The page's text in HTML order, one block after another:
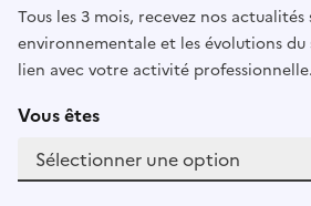
Tous les 3 mois, recevez nos
environnementale et les évolutions du
lien avec votre activité professionnelle.
Vous êtes